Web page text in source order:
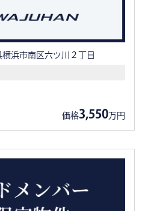
横浜市南区六ツ川２丁目
価格3,550万円